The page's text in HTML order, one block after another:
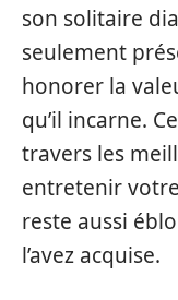
son solitaire
seulement
honorer la
qu’il incarne.
travers les
entretenir
reste aussi
l’avez acquise.